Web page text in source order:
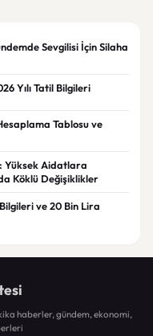
Sevgilisi İçin Silaha
Yılı Tatil Bilgileri
Tablosu ve
Yüksek Aidatlara
Köklü Değişiklikler
ve 20 Bin Lira
haberler, gündem, ekonomi,